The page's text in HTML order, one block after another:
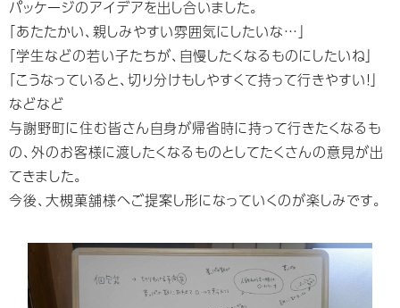
パッケージのアイデアを出し合いました。
「あたたかい、親しみやすい雰囲気にしたいな…」
「学生などの若い子たちが、自慢したくなるものにしたいね」
「こうなっていると、切り分けもしやすくて持って行きやすい！」
などなど
与謝野町に住む皆さん自身が帰省時に持って行きたくなるも
の、外のお客様に渡したくなるものとしてたくさんの意見が出
てきました。
今後、大槻菓舗様へご提案し形になっていくのが楽しみです。